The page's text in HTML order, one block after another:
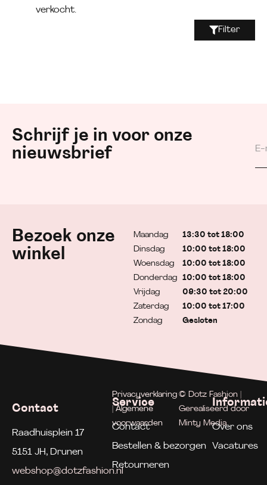
verkocht.
Filter
Schrijf je in voor onze
nieuwsbrief
Bezoek onze
winkel
Maandag
Dinsdag
Woensdag
Donderdag
Vrijdag
Zaterdag
Zondag
13:30 tot 18:00
10:00 tot 18:00
10:00 tot 18:00
10:00 tot 18:00
09:30 tot 20:00
10:00 tot 17:00
Gesloten
Contact
Raadhuisplein 17
5151 JH, Drunen
webshop@dotzfashion.nl
Service
Contact
Bestellen & bezorgen
Retourneren
Over ons
Vacatures
Privacyverklaring
| Algemene
voorwaarden
© Dotz Fashion |
Gerealiseerd door
Minty Media